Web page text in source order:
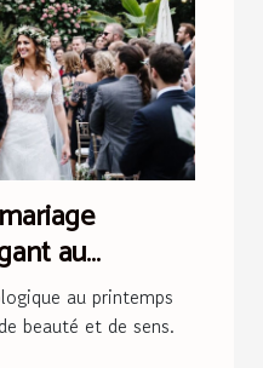
au
au printemps
beauté et de sens.